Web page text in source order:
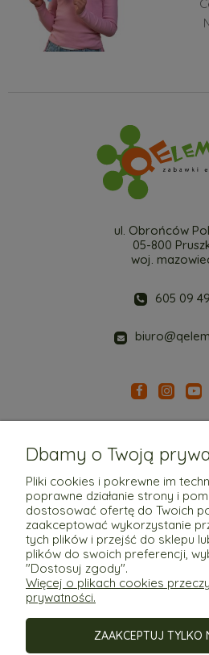
Pomoc
Moje
Płatności i
ul. Obrońców
05-800
woj.
605 09
Dbamy o Twoją
Pliki cookies i pokrewne im
poprawne działanie strony i
dostosować ofertę do Twoich
zaakceptować wykorzystanie
tych plików i przejść do sklepu
plików do swoich preferencji,
"Dostosuj zgody".
Więcej o plikach cookies
prywatności.
ZAAKCEPTUJ TYLKO